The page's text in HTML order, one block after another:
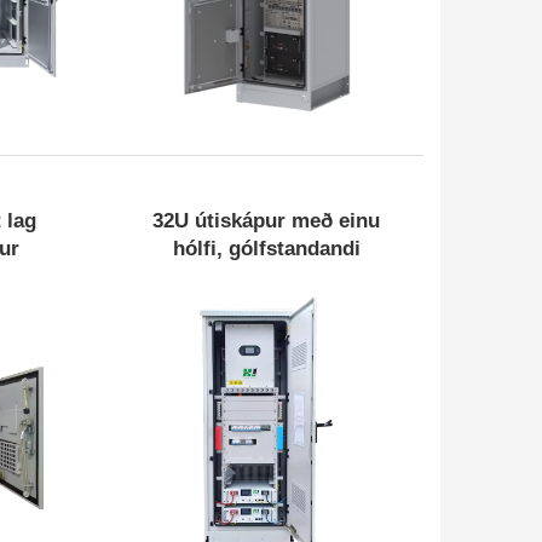
27U, 19" rekki;
Gólfstandandi; Eitt hólf
Skoða Meira
lag
32U útiskápur með einu
hólfi, gólfstandandi